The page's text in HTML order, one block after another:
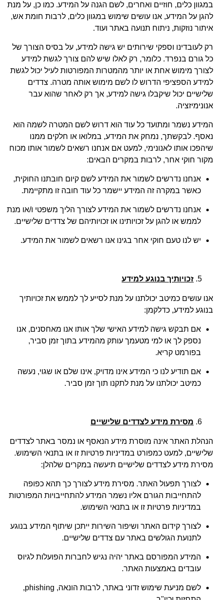
במגוון כלים, חוזיים ואחרים, לשם הגנה על המידע. כמו כן, על מנת
להגן על המידע, אנו עושים שימוש במגוון כלים, לרבות חומת אש,
איתור נוזקות, ניתוח תנועה באתר ועוד.
רק לעובדינו וספקי שירותים יש גישה למידע, על בסיס הצורך של
כל גורם בנפרד. כלומר, רק לאלו שיש להם צורך לגשת למידע
לצורך מימוש אחת או יותר מהמטרות המפורטות לעיל יכול לגשת
למידע הספציפי הדרוש לו לשם מימוש אותה מטרה. צדדים
שלישיים יכול שיקבלו גישה למידע, אך רק לאחר שהוא עבר
אנונימיזציה.
המידע נשמר ומתועד כל עוד הוא דרוש לשם המטרה לשמה הוא
נאסף. לבקשתך, נמחק את המידע, במלואו או חלקים ממנו
שיהפכו אותו לאנונימי, למעט אם אנחנו רשאים לשמור אותו מכוח
מקור חוקי אחר, לרבות במקרים הבאים:
אנחנו נדרשים לשמור את המידע לשם קיום חובתנו החוקית,
כאשר במקרה זה המידע יישמר כל עוד חובה זו מתקיימת.
אנחנו נדרשים לשמור את המידע לצורך הליך משפטי ו/או מנת
לממש או להגן על זכויותינו או זכויותיהם של צדדים שלישיים.
יש לנו טעם חוקי אחר בגינו אנו רשאים לשמור את המידע.
זכויותיך בנוגע למידע
אנו עושים כמיטב יכולתנו על מנת לסייע לך לממש את זכויותיך
בנוגע למידע, כדלקמן:
אם תבקש גישה למידע האישי שלך אותו אנו מאחסנים, אנו
נספק לך או למי מטעמך עותק מהמידע בתוך זמן סביר,
בפורמט קריא.
אם תודיע לנו כי המידע אינו מדויק, אינו שלם או שגוי, נעשה
כמיטב יכולתנו על מנת לתקנו תוך זמן סביר.
מסירת מידע לצדדים שלישיים
הנהלת האתר אינה מוסרת מידע הנאסף או נמסר באתר לצדדים
שלישיים, למעט כמפורט במדיניות פרטיות זו או בתנאי השימוש.
מסירת מידע לצדדים שלישיים תיעשה במקרים שלהלן:
לצורך תפעול האתר. מסירת מידע לצורך כך תהא כפופה
להתחייבות הגורם אליו נשמר המידע להתחייבויות המפורטות
במדיניות פרטיות זו או בתנאי השימוש.
לצורך קידום האתר ושיפור השירות ייתכן שיתוף המידע בנוגע
לתנועת הגולשים באתר עם צדדים שלישיים.
המידע המפורסם באתר יהיה נגיש לחברות הפועלות לגיוס
עובדים באמצעות האתר.
לשם מניעת שימוש זדוני באתר, לרבות הונאה, phishing,